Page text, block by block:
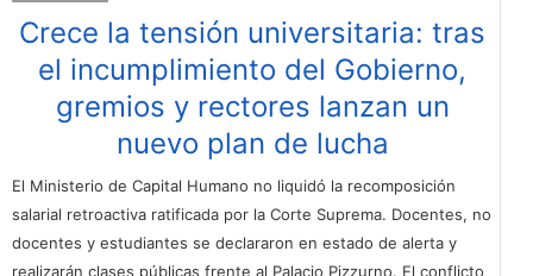
Crece la tensión universitaria: tras
el incumplimiento del Gobierno,
gremios y rectores lanzan un
nuevo plan de lucha
El Ministerio de Capital Humano no liquidó la recomposición
salarial retroactiva ratificada por la Corte Suprema. Docentes, no
docentes y estudiantes se declararon en estado de alerta y
realizarán clases públicas frente al Palacio Pizzurno. El conflicto